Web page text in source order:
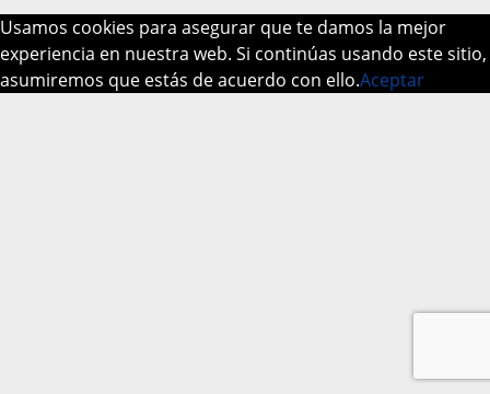
Usamos cookies para asegurar que te damos la mejor
experiencia en nuestra web. Si continúas usando este sitio,
asumiremos que estás de acuerdo con ello.Aceptar